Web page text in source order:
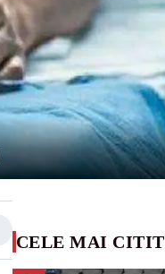
CELE MAI